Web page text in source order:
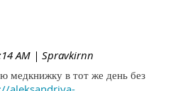
AM | Spravkirnn
медкнижку в тот же день без